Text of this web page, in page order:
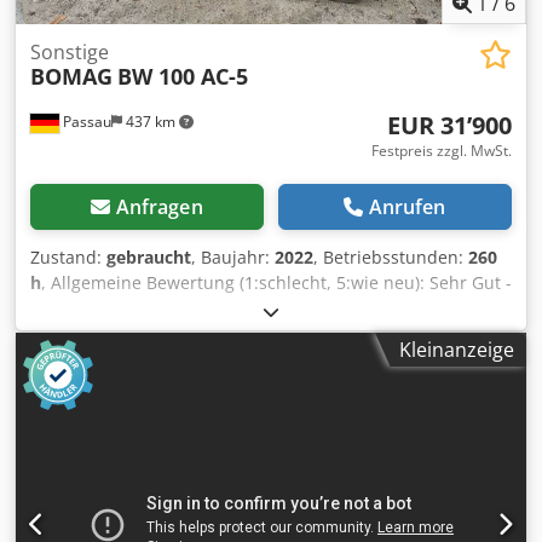
Passau 437 km
Sonstige
BOMAG BW 100 AC-5
EUR 31’900
Festpreis zzgl. MwSt.
Anfragen Anrufen
Zustand: gebraucht, Baujahr: 2022, Betriebsstunden: 260
h, Allgemeine Bewertung (1:schlecht, 5:wie neu): Sehr Gut -
--- UVV Neu - sofort Einsatzbereit ca. 260 Betriebsstunden -
Betriebsgewicht 2.400 kg - Arbeitsbreite 1.000 mm -
Kubota Dieselmotor Stage V / TIER4f - Vier Gummiräder mit
Glattprofil hinten - Hydrostatischer Fahre- und
Vibrationsantrieb - 2 Abstreifer je Bandage
Wasserstandsanzeige - NOT-AUS - Intelligent Vibration
Control - integeriertes Staufach - einstellbarer Fahrersitz -
Kleinanzeige